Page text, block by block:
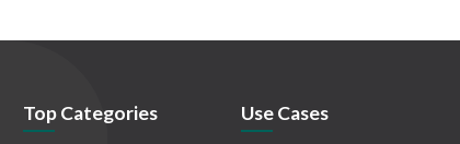
Top Categories Use Cases